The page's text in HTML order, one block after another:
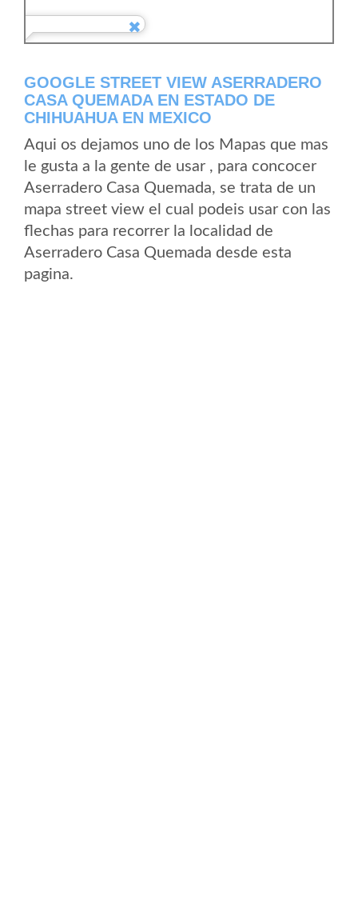
GOOGLE STREET VIEW ASERRADERO
CASA QUEMADA EN ESTADO DE
CHIHUAHUA EN MEXICO
Aqui os dejamos uno de los Mapas que mas
le gusta a la gente de usar , para concocer
Aserradero Casa Quemada, se trata de un
mapa street view el cual podeis usar con las
flechas para recorrer la localidad de
Aserradero Casa Quemada desde esta
pagina.